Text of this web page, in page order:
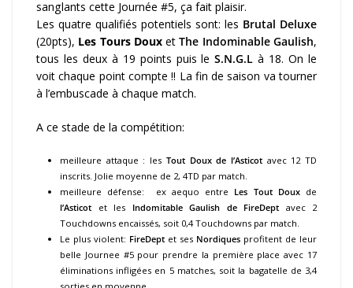
sanglants cette Journée #5, ça fait plaisir.
Les quatre qualifiés potentiels sont: les Brutal Deluxe
(20pts), Les Tours DouxetThe Indominable Gaulish,
tous les deux à 19 points puis leS.N.G.L à 18. On le
voit chaque point compte !! La fin de saison va tourner
à l’embuscade à chaque match.
A ce stade de la compétition:
meilleure attaque : les Tout Doux de l’Asticotavec 12 TD
inscrits. Jolie moyenne de 2, 4TD par match.
meilleure défense: ex aequo entre Les Tout Douxde
l’Asticot et les Indomitable Gaulish de FireDept avec 2
Touchdowns encaissés, soit 0,4 Touchdowns par match.
Le plus violent: FireDept et ses Nordiques profitent de leur
belle Journee #5 pour prendre la première place avec 17
éliminations infligées en 5 matches, soit la bagatelle de 3,4